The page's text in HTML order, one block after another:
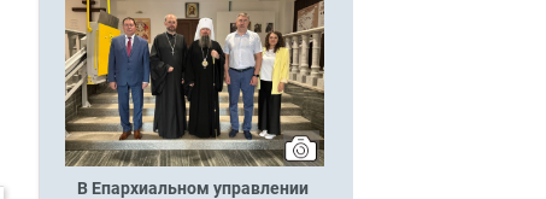
В Епархиальном управлении